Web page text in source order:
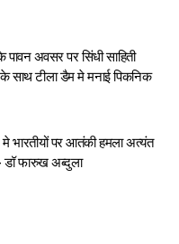
पावन अवसर पर सिंधी साहिती
के साथ टीला डैम मे मनाई पिकनिक
भारतीयों पर आतंकी हमला अत्यंत
फारुख अब्दुला